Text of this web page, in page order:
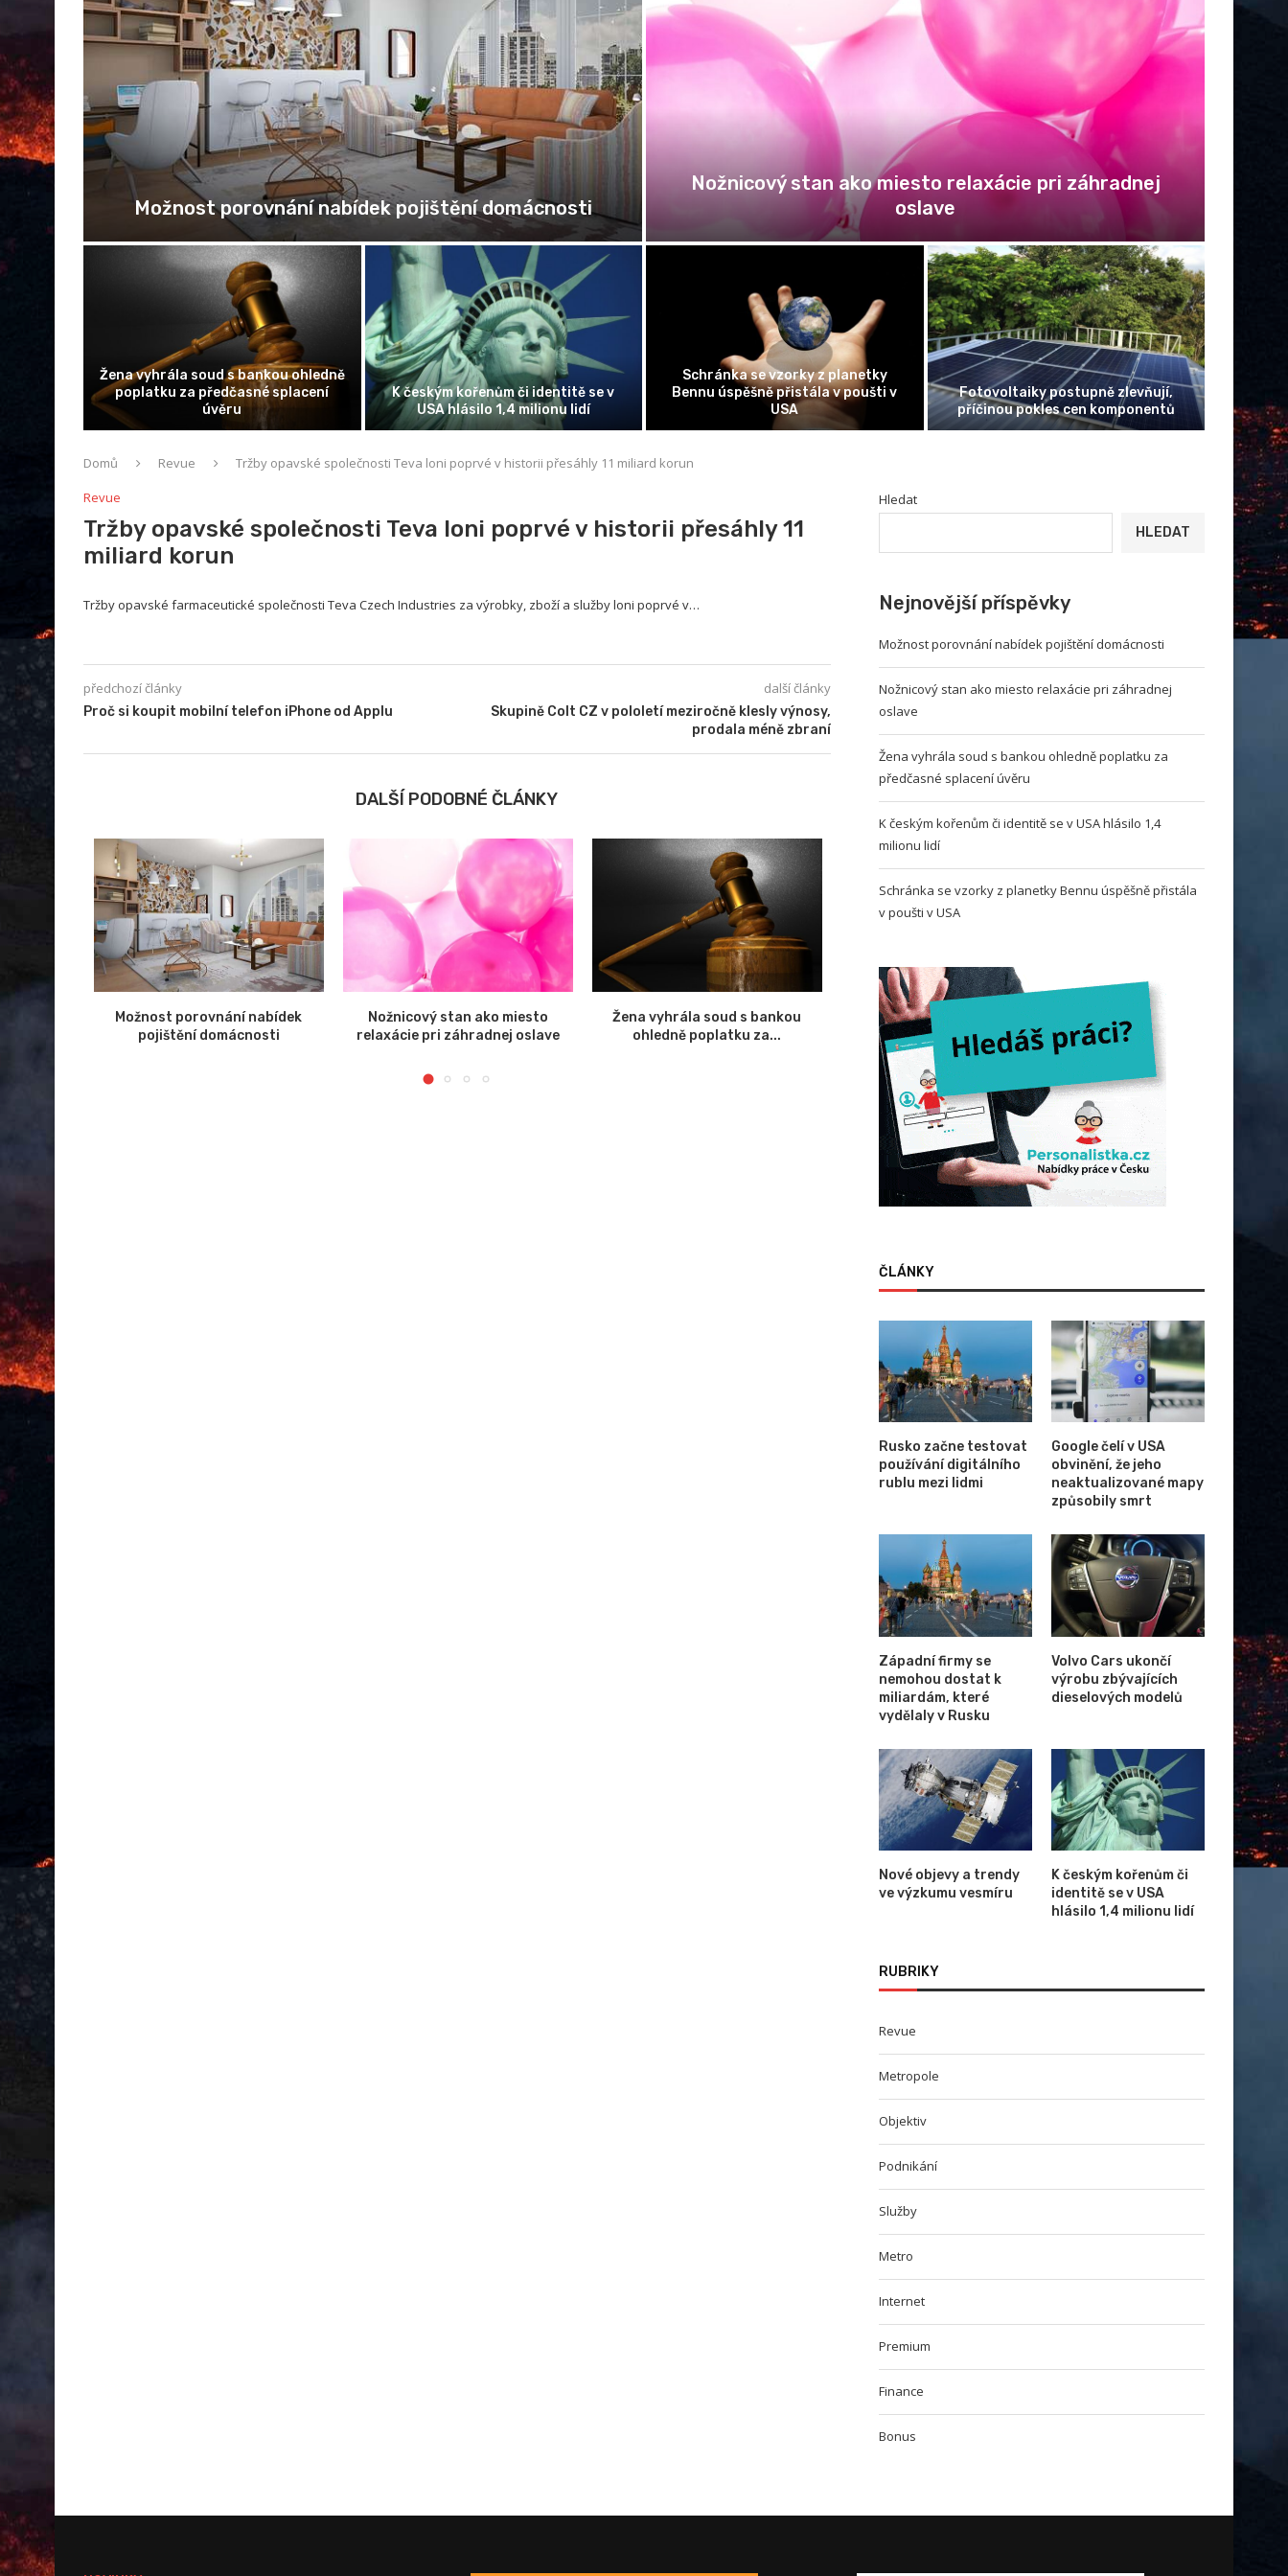
Možnost porovnání nabídek pojištění domácnosti
Nožnicový stan ako miesto relaxácie pri záhradnej
oslave
Žena vyhrála soud s bankou ohledně
poplatku za předčasné splacení
úvěru
K českým kořenům či identitě se v
USA hlásilo 1,4 milionu lidí
Schránka se vzorky z planetky
Bennu úspěšně přistála v poušti v
USA
Fotovoltaiky postupně zlevňují,
příčinou pokles cen komponentů
Domů Revue
Tržby opavské společnosti Teva loni poprvé v historii přesáhly 11 miliard korun
Revue
Tržby opavské společnosti Teva loni poprvé v historii přesáhly 11
miliard korun
Tržby opavské farmaceutické společnosti Teva Czech Industries za výrobky, zboží a služby loni poprvé v…
předchozí články
Proč si koupit mobilní telefon iPhone od Applu
další články
Skupině Colt CZ v pololetí meziročně klesly výnosy,
prodala méně zbraní
DALŠÍ PODOBNÉ ČLÁNKY
Možnost porovnání nabídek
pojištění domácnosti
Nožnicový stan ako miesto
relaxácie pri záhradnej oslave
Žena vyhrála soud s bankou
ohledně poplatku za...
K českým kořenům či identitě se v
USA...
Schránka se vzorky z
Bennu úspěšně
Hledat
HLEDAT
Nejnovější příspěvky
Možnost porovnání nabídek pojištění domácnosti
Nožnicový stan ako miesto relaxácie pri záhradnej
oslave
Žena vyhrála soud s bankou ohledně poplatku za
předčasné splacení úvěru
K českým kořenům či identitě se v USA hlásilo 1,4
milionu lidí
Schránka se vzorky z planetky Bennu úspěšně přistála
v poušti v USA
ČLÁNKY
Rusko začne testovat
používání digitálního
rublu mezi lidmi
Google čelí v USA
obvinění, že jeho
neaktualizované mapy
způsobily smrt
Západní firmy se
nemohou dostat k
miliardám, které
vydělaly v Rusku
Volvo Cars ukončí
výrobu zbývajících
dieselových modelů
Nové objevy a trendy
ve výzkumu vesmíru
K českým kořenům či
identitě se v USA
hlásilo 1,4 milionu lidí
RUBRIKY
Revue
Metropole
Objektiv
Podnikání
Služby
Metro
Internet
Premium
Finance
Bonus